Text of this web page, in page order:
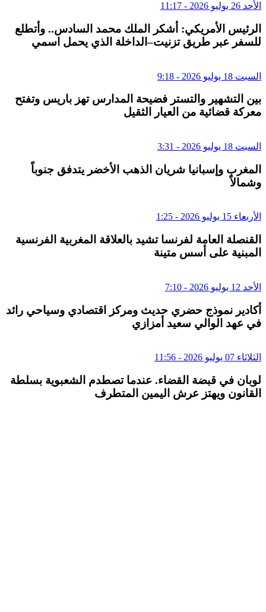
الأحد 26 يوليو 2026 - 11:17
الرئيس الأمريكي: أشكر الملك محمد السادس.. وأتطلع
للسفر عبر طريق تزنيت–الداخلة الذي يحمل اسمي
السبت 18 يوليو 2026 - 9:18
بين التشهير والتستر فضيحة المدارس تهز باريس وتفتح
معركة قضائية من العيار الثقيل
السبت 18 يوليو 2026 - 3:31
المغرب وإسبانيا شريان الذهب الأخضر يتدفق جنوباً
وشمالاً
الأربعاء 15 يوليو 2026 - 1:25
القنصلة العامة لفرنسا تشيد بالعلاقة المغربية الفرنسية
المبنية على أسس متينة
الأحد 12 يوليو 2026 - 7:10
أكادير نموذج حضري حديث ومركز اقتصادي وسياحي رائد
في عهد الوالي سعيد أمزازي
الثلاثاء 07 يوليو 2026 - 11:56
لوبان في قبضة القضاء. عندما تصطدم الشعبوية بسلطة
القانون ويهتز عرش اليمين المتطرف